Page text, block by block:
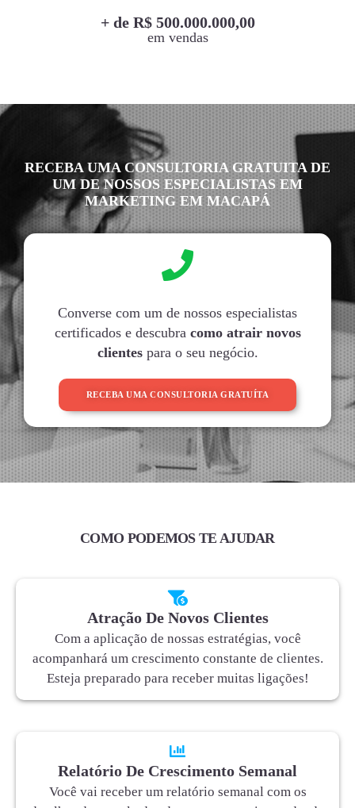
+ de R$ 500.000.000,00
em vendas
RECEBA UMA CONSULTORIA GRATUITA DE
UM DE NOSSOS ESPECIALISTAS EM
MARKETING EM MACAPÁ
Converse com um de nossos especialistas
certificados e descubra como atrair novos
clientespara o seu negócio.
RECEBA UMA CONSULTORIA GRATUÍTA
COMO PODEMOS TE AJUDAR
Atração De Novos Clientes
Com a aplicação de nossas estratégias, você
acompanhará um crescimento constante de clientes.
Esteja preparado para receber muitas ligações!
Relatório De Crescimento Semanal
Você vai receber um relatório semanal com os